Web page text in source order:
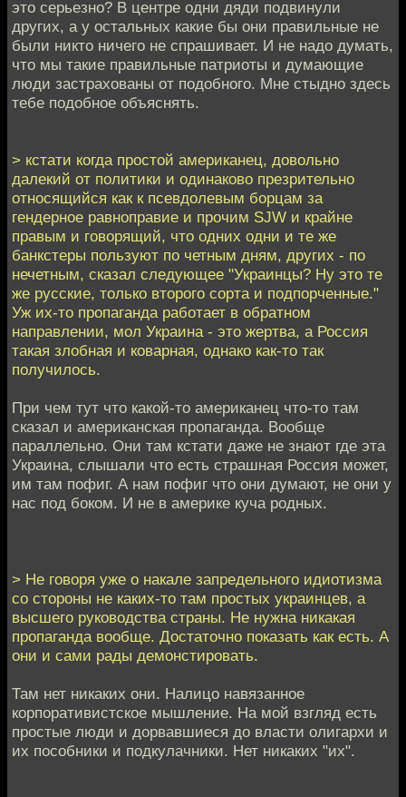
это серьезно? В центре одни дяди подвинули
других, а у остальных какие бы они правильные не
были никто ничего не спрашивает. И не надо думать,
что мы такие правильные патриоты и думающие
люди застрахованы от подобного. Мне стыдно здесь
тебе подобное объяснять.
> кстати когда простой американец, довольно
далекий от политики и одинаково презрительно
относящийся как к псевдолевым борцам за
гендерное равноправие и прочим SJW и крайне
правым и говорящий, что одних одни и те же
банкстеры пользуют по четным дням, других - по
нечетным, сказал следующее "Украинцы? Ну это те
же русские, только второго сорта и подпорченные."
Уж их-то пропаганда работает в обратном
направлении, мол Украина - это жертва, а Россия
такая злобная и коварная, однако как-то так
получилось.
При чем тут что какой-то американец что-то там
сказал и американская пропаганда. Вообще
параллельно. Они там кстати даже не знают где эта
Украина, слышали что есть страшная Россия может,
им там пофиг. А нам пофиг что они думают, не они у
нас под боком. И не в америке куча родных.
> Не говоря уже о накале запредельного идиотизма
со стороны не каких-то там простых украинцев, а
высшего руководства страны. Не нужна никакая
пропаганда вообще. Достаточно показать как есть. А
они и сами рады демонстировать.
Там нет никаких они. Налицо навязанное
корпоративистское мышление. На мой взгляд есть
простые люди и дорвавшиеся до власти олигархи и
их пособники и подкулачники. Нет никаких "их".